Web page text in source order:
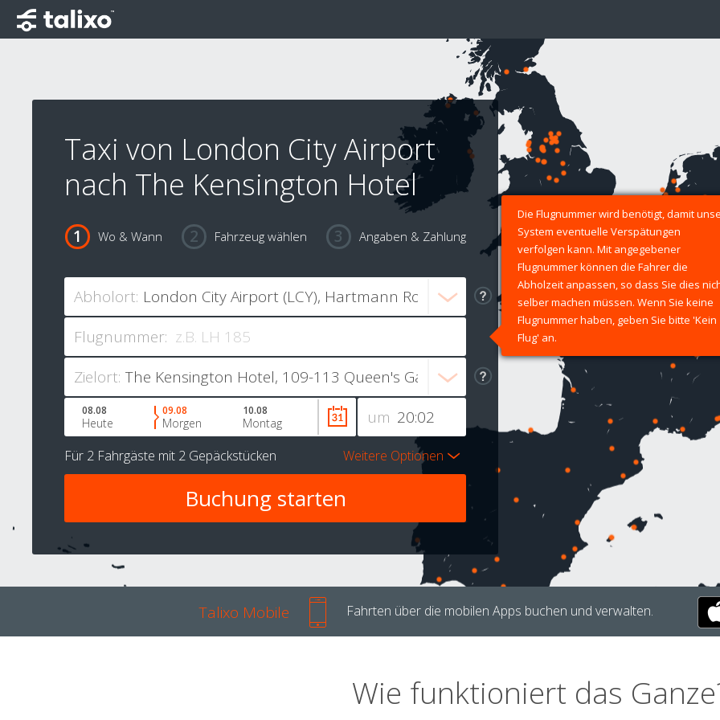
Taxi von London City Airport
nach The Kensington Hotel
Wo & Wann Fahrzeug wählen Angaben & Zahlung
Abholort:
Flugnummer:
Die Flugnummer wird benötigt, damit
System eventuelle Verspätungen
verfolgen kann. Mit angegebener
Flugnummer können die Fahrer die
Abholzeit anpassen, so dass Sie dies
selber machen müssen. Wenn Sie keine
Flugnummer haben, geben Sie bitte 'Kein
Flug' an.
Zielort:
um
08.08
Heute
09.08
Morgen
10.08
Montag
Für 2 Fahrgäste mit 2 Gepäckstücken Weitere Optionen
Talixo Mobile Fahrten über die mobilen Apps buchen und verwalten.
Wie funktioniert das